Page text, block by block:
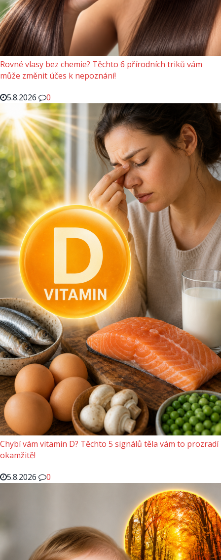
Rovné vlasy bez chemie? Těchto 6 přírodních triků vám
může změnit účes k nepoznání!
5.8.2026
0
Chybí vám vitamin D? Těchto 5 signálů těla vám to prozradí
okamžitě!
5.8.2026
0